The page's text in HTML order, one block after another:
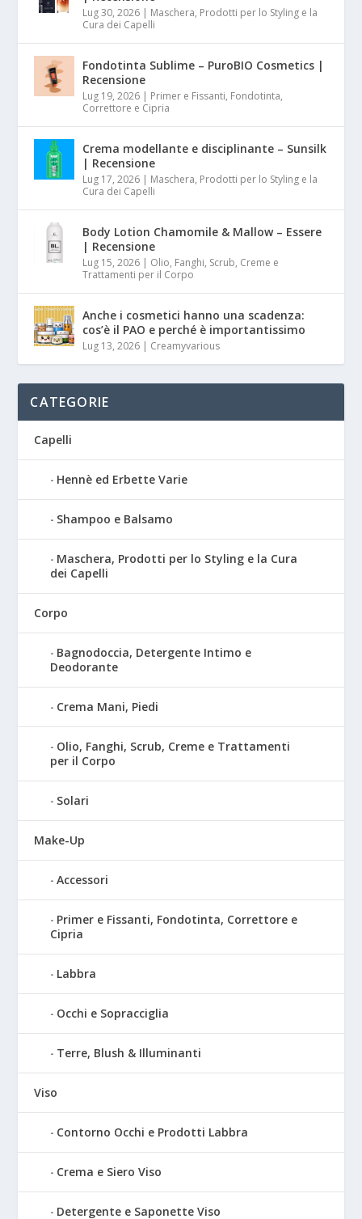
Lug 30, 2026 | Maschera, Prodotti per lo Styling e la
Cura dei Capelli
Fondotinta Sublime – PuroBIO Cosmetics |
Recensione
Lug 19, 2026 | Primer e Fissanti, Fondotinta,
Correttore e Cipria
Crema modellante e disciplinante – Sunsilk
| Recensione
Lug 17, 2026 | Maschera, Prodotti per lo Styling e la
Cura dei Capelli
Body Lotion Chamomile & Mallow – Essere
| Recensione
Lug 15, 2026 | Olio, Fanghi, Scrub, Creme e
Trattamenti per il Corpo
Anche i cosmetici hanno una scadenza:
cos’è il PAO e perché è importantissimo
Lug 13, 2026 | Creamyvarious
CATEGORIE
Capelli
Hennè ed Erbette Varie
Shampoo e Balsamo
Maschera, Prodotti per lo Styling e la Cura
dei Capelli
Corpo
Bagnodoccia, Detergente Intimo e
Deodorante
Crema Mani, Piedi
Olio, Fanghi, Scrub, Creme e Trattamenti
per il Corpo
Solari
Make-Up
Accessori
Primer e Fissanti, Fondotinta, Correttore e
Cipria
Labbra
Occhi e Sopracciglia
Terre, Blush & Illuminanti
Viso
Contorno Occhi e Prodotti Labbra
Crema e Siero Viso
Detergente e Saponette Viso